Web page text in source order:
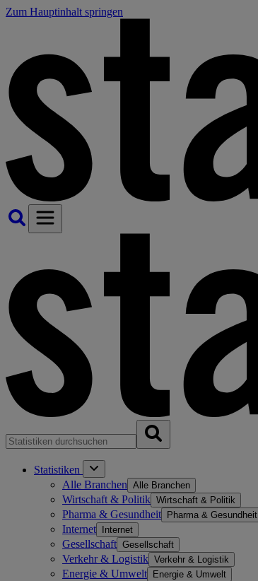
Zum Hauptinhalt springen
Statistiken
Alle Branchen Alle Branchen
Wirtschaft & Politik Wirtschaft & Politik
Pharma & Gesundheit Pharma & Gesundheit
Internet Internet
Gesellschaft Gesellschaft
Verkehr & Logistik Verkehr & Logistik
Energie & Umwelt Energie & Umwelt